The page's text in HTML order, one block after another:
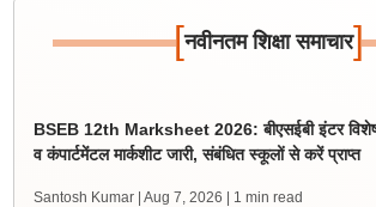
[नवीनतम शिक्षा समाचार]
BSEB 12th Marksheet 2026: बीएसईबी इंटर
व कंपार्टमेंटल मार्कशीट जारी, संबंधित स्कूलों से करें प्राप्त
Santosh Kumar | Aug 7, 2026 | 1 min read